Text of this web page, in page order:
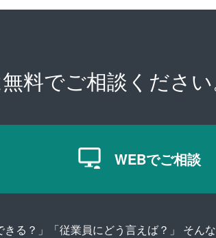
料でご相談ください
WEBでご相談
きる？」「従業員にどう言えば？」 そん